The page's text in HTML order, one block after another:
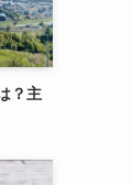
？主